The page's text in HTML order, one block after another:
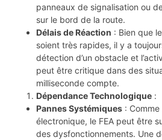
panneaux de signalisation ou
sur le bord de la route.
Délais de Réaction : Bien que
soient très rapides, il y a
détection d’un obstacle et
peut être critique dans des
milliseconde compte.
Dépendance Technologique :
Pannes Systémiques :
électronique, le FEA peut être
des dysfonctionnements. Une